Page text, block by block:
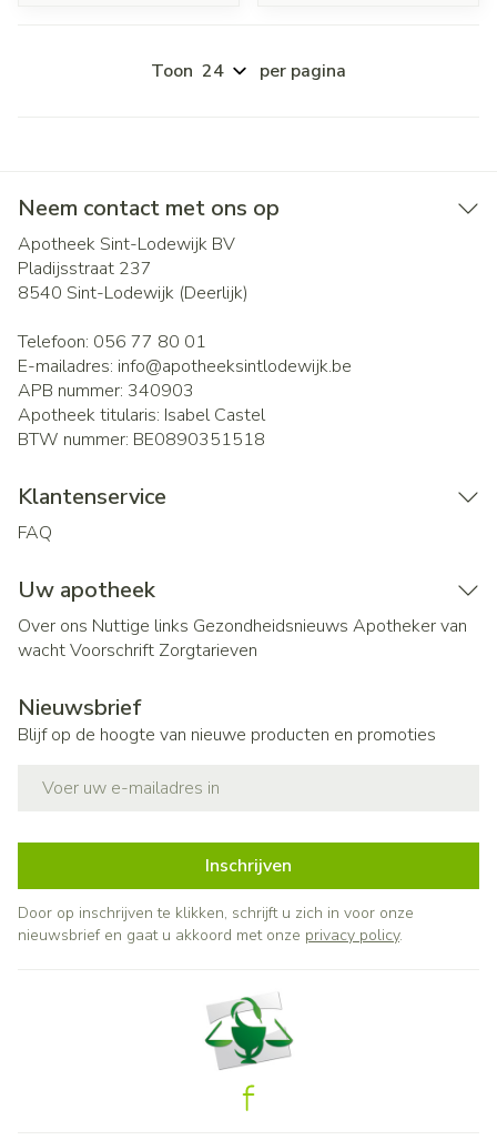
Toon per pagina
Neem contact met ons op
Apotheek Sint-Lodewijk BV
Pladijsstraat 237
8540 Sint-Lodewijk (Deerlijk)
Telefoon: 056 77 80 01
E-mailadres: info@apotheeksintlodewijk.be
APB nummer: 340903
Apotheek titularis: Isabel Castel
BTW nummer: BE0890351518
Klantenservice
FAQ
Uw apotheek
Over ons Nuttige links Gezondheidsnieuws Apotheker van
wachtVoorschrift Zorgtarieven
Nieuwsbrief
Blijf op de hoogte van nieuwe producten en promoties
Inschrijven
Door op inschrijven te klikken, schrijft u zich in voor onze
nieuwsbrief en gaat u akkoord met onze privacy policy.